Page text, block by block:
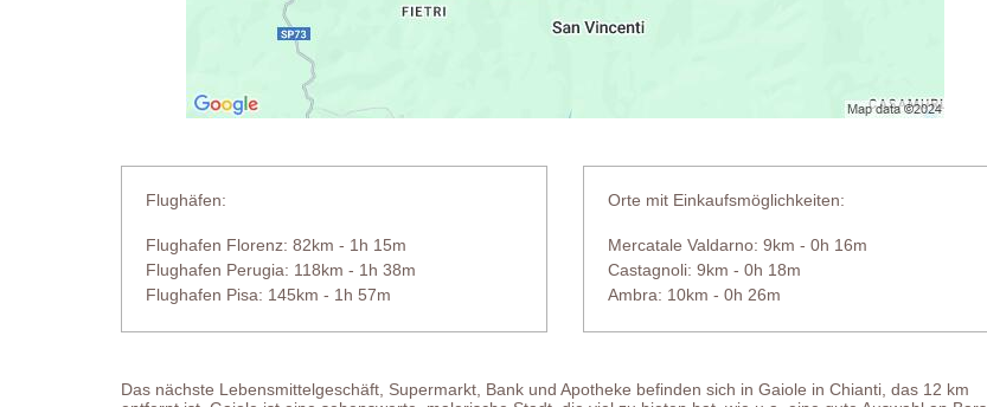
Flughäfen:
Flughafen Florenz: 82km - 1h 15m
Flughafen Perugia: 118km - 1h 38m
Flughafen Pisa: 145km - 1h 57m
Orte mit Einkaufsmöglichkeiten:
Mercatale Valdarno: 9km - 0h 16m
Castagnoli: 9km - 0h 18m
Ambra: 10km - 0h 26m
Das nächste Lebensmittelgeschäft, Supermarkt, Bank und Apotheke befinden sich in Gaiole in Chianti, das 12 km